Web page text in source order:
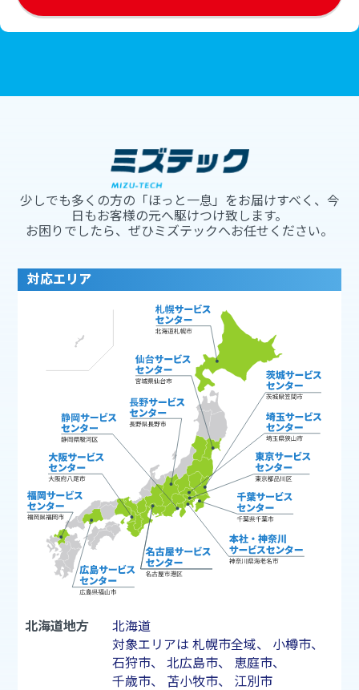
少しでも多くの方の「ほっと一息」をお届けすべく、今
日もお客様の元へ駆けつけ致します。
お困りでしたら、ぜひミズテックへお任せください。
対応エリア
北海道地方
北海道
対象エリアは 札幌市全域、 小樽市、
石狩市、 北広島市、 恵庭市、
千歳市、 苫小牧市、 江別市